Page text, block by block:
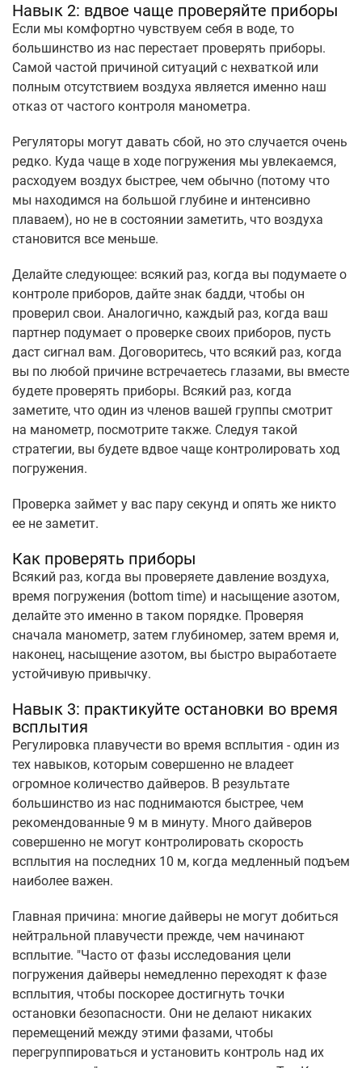
Навык 2: вдвое чаще проверяйте приборы
Если мы комфортно чувствуем себя в воде, то
большинство из нас перестает проверять приборы.
Самой частой причиной ситуаций с нехваткой или
полным отсутствием воздуха является именно наш
отказ от частого контроля манометра.
Регуляторы могут давать сбой, но это случается очень
редко. Куда чаще в ходе погружения мы увлекаемся,
расходуем воздух быстрее, чем обычно (потому что
мы находимся на большой глубине и интенсивно
плаваем), но не в состоянии заметить, что воздуха
становится все меньше.
Делайте следующее: всякий раз, когда вы подумаете о
контроле приборов, дайте знак бадди, чтобы он
проверил свои. Аналогично, каждый раз, когда ваш
партнер подумает о проверке своих приборов, пусть
даст сигнал вам. Договоритесь, что всякий раз, когда
вы по любой причине встречаетесь глазами, вы вместе
будете проверять приборы. Всякий раз, когда
заметите, что один из членов вашей группы смотрит
на манометр, посмотрите также. Следуя такой
стратегии, вы будете вдвое чаще контролировать ход
погружения.
Проверка займет у вас пару секунд и опять же никто
ее не заметит.
Как проверять приборы
Всякий раз, когда вы проверяете давление воздуха,
время погружения (bottom time) и насыщение азотом,
делайте это именно в таком порядке. Проверяя
сначала манометр, затем глубиномер, затем время и,
наконец, насыщение азотом, вы быстро выработаете
устойчивую привычку.
Навык 3: практикуйте остановки во время
всплытия
Регулировка плавучести во время всплытия - один из
тех навыков, которым совершенно не владеет
огромное количество дайверов. В результате
большинство из нас поднимаются быстрее, чем
рекомендованные 9 м в минуту. Много дайверов
совершенно не могут контролировать скорость
всплытия на последних 10 м, когда медленный подъем
наиболее важен.
Главная причина: многие дайверы не могут добиться
нейтральной плавучести прежде, чем начинают
всплытие. "Часто от фазы исследования цели
погружения дайверы немедленно переходят к фазе
всплытия, чтобы поскорее достигнуть точки
остановки безопасности. Они не делают никаких
перемещений между этими фазами, чтобы
перегруппироваться и установить контроль над их